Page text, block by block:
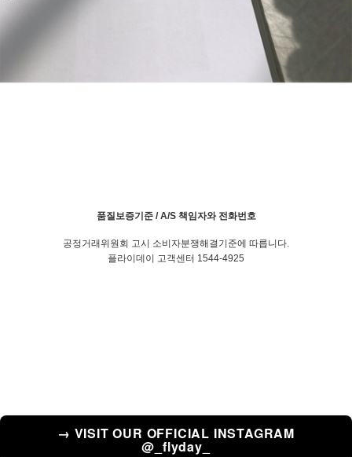
품질보증기준 / A/S 책임자와 전화번호
공정거래위원회 고시 소비자분쟁해결기준에 따릅니다.
플라이데이 고객센터 1544-4925
→ VISIT OUR OFFICIAL INSTAGRAM
@_flyday_